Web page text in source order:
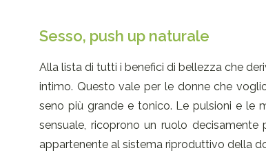
Sesso, push up naturale
Alla lista di tutti i benefici di bellezza che
intimo. Questo vale per le donne che
seno più grande e tonico. Le pulsioni e le
sensuale, ricoprono un ruolo
appartenente al sistema riproduttivo della